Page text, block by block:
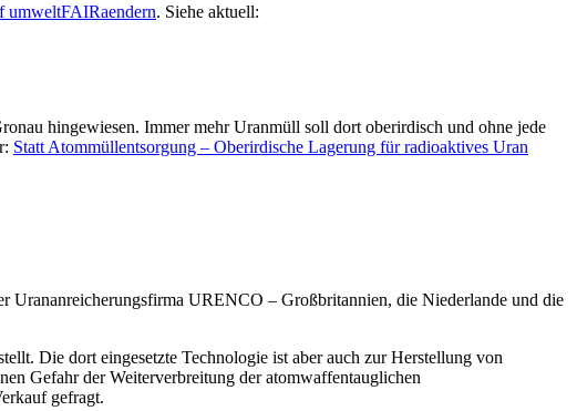
umweltFAIRaendern. Siehe aktuell:
hingewiesen. Immer mehr Uranmüll soll dort oberirdisch und ohne jede
Statt Atommüllentsorgung – Oberirdische Lagerung für radioaktives Uran
URENCO – Großbritannien, die Niederlande und die
Die dort eingesetzte Technologie ist aber auch zur Herstellung von
Gefahr der Weiterverbreitung der atomwaffentauglichen
gefragt.